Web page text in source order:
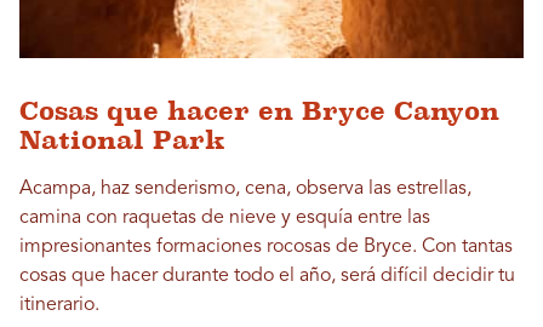
Cosas que hacer en Bryce Canyon
National Park
Acampa, haz senderismo, cena, observa las estrellas,
camina con raquetas de nieve y esquía entre las
impresionantes formaciones rocosas de Bryce. Con tantas
cosas que hacer durante todo el año, será difícil decidir tu
itinerario.